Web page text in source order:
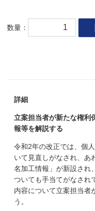
数量：
詳細
立案担当者が新たな権利
報等を解説する
令和2年の改正では、個
いて見直しがなされ、あ
名加工情報」が新設され
ついても手当てがなされ
内容について立案担当者
う。